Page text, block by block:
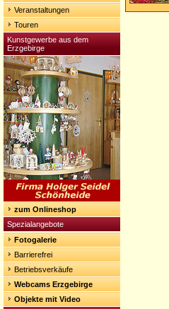
Veranstaltungen
Touren
Kunstgewerbe aus dem
Erzgebirge
zum Onlineshop
Spezialangebote
Fotogalerie
Barrierefrei
Betriebsverkäufe
Webcams Erzgebirge
Objekte mit Video